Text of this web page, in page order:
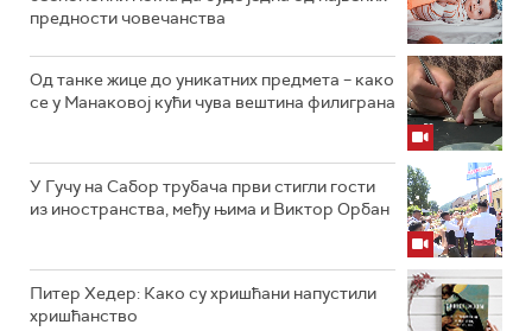
предности човечанства
Од танке жице до уникатних предмета – како
се у Манаковој кући чува вештина филиграна
У Гучу на Сабор трубача први стигли гости
из иностранства, међу њима и Виктор Орбан
Питер Хедер: Како су хришћани напустили
хришћанство